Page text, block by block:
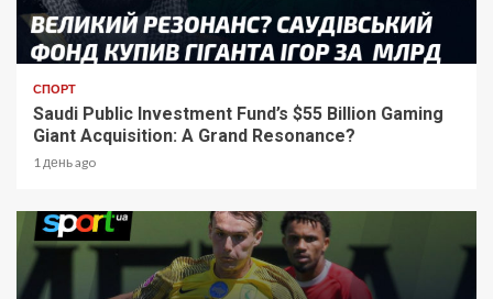
СПОРТ
Saudi Public Investment Fund’s $55 Billion Gaming
Giant Acquisition: A Grand Resonance?
1 день ago